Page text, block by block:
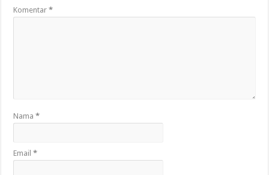
Komentar*
Nama*
Email*